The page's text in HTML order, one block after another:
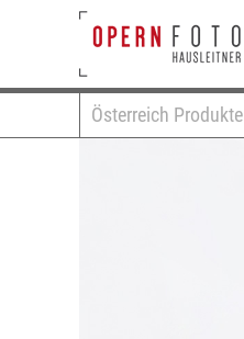
Österreich Produkte